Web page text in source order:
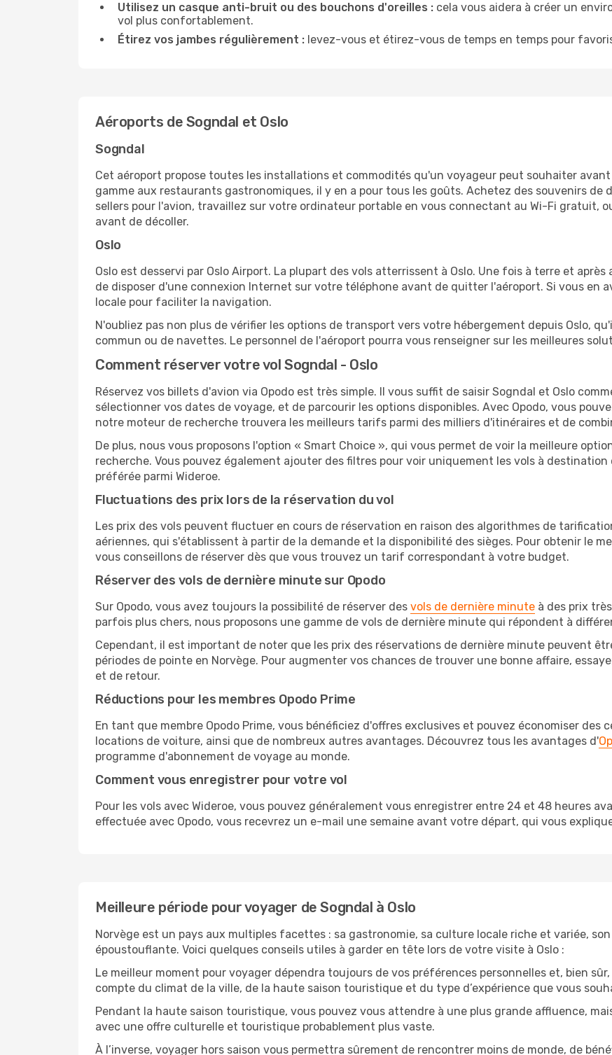
Utilisez un casque anti-bruit ou des bouchons d'oreilles : cela vous aidera à créer un
vol plus confortablement.
Étirez vos jambes régulièrement : levez-vous et étirez-vous de temps en temps pour
Aéroports de Sogndal et Oslo
Sogndal
Cet aéroport propose toutes les installations et commodités qu'un voyageur peut souhaiter
gamme aux restaurants gastronomiques, il y en a pour tous les goûts. Achetez des souvenirs de
sellers pour l'avion, travaillez sur votre ordinateur portable en vous connectant au Wi-Fi gratuit,
avant de décoller.
Oslo
Oslo est desservi par Oslo Airport. La plupart des vols atterrissent à Oslo. Une fois à terre et
de disposer d'une connexion Internet sur votre téléphone avant de quitter l'aéroport. Si vous en
locale pour faciliter la navigation.
N'oubliez pas non plus de vérifier les options de transport vers votre hébergement depuis Oslo,
commun ou de navettes. Le personnel de l'aéroport pourra vous renseigner sur les meilleures
Comment réserver votre vol Sogndal - Oslo
Réservez vos billets d'avion via Opodo est très simple. Il vous suffit de saisir Sogndal et Oslo
sélectionner vos dates de voyage, et de parcourir les options disponibles. Avec Opodo, vous
notre moteur de recherche trouvera les meilleurs tarifs parmi des milliers d'itinéraires et de
De plus, nous vous proposons l'option « Smart Choice », qui vous permet de voir la meilleure
recherche. Vous pouvez également ajouter des filtres pour voir uniquement les vols à
préférée parmi Wideroe.
Fluctuations des prix lors de la réservation du vol
Les prix des vols peuvent fluctuer en cours de réservation en raison des algorithmes de
aériennes, qui s'établissent à partir de la demande et la disponibilité des sièges. Pour obtenir le
vous conseillons de réserver dès que vous trouvez un tarif correspondant à votre budget.
Réserver des vols de dernière minute sur Opodo
Sur Opodo, vous avez toujours la possibilité de réserver des vols de dernière minute à des prix
parfois plus chers, nous proposons une gamme de vols de dernière minute qui répondent à
Cependant, il est important de noter que les prix des réservations de dernière minute peuvent
périodes de pointe en Norvège. Pour augmenter vos chances de trouver une bonne affaire,
et de retour.
Réductions pour les membres Opodo Prime
En tant que membre Opodo Prime, vous bénéficiez d'offres exclusives et pouvez économiser des
locations de voiture, ainsi que de nombreux autres avantages. Découvrez tous les avantages d'
programme d'abonnement de voyage au monde.
Comment vous enregistrer pour votre vol
Pour les vols avec Wideroe, vous pouvez généralement vous enregistrer entre 24 et 48 heures
effectuée avec Opodo, vous recevrez un e-mail une semaine avant votre départ, qui vous
Meilleure période pour voyager de Sogndal à Oslo
Norvège est un pays aux multiples facettes : sa gastronomie, sa culture locale riche et variée,
époustouflante. Voici quelques conseils utiles à garder en tête lors de votre visite à Oslo :
Le meilleur moment pour voyager dépendra toujours de vos préférences personnelles et, bien
compte du climat de la ville, de la haute saison touristique et du type d’expérience que vous
Pendant la haute saison touristique, vous pouvez vous attendre à une plus grande affluence,
avec une offre culturelle et touristique probablement plus vaste.
À l’inverse, voyager hors saison vous permettra sûrement de rencontrer moins de monde, de